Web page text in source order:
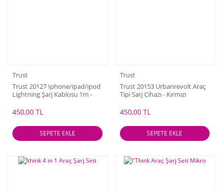
Trust
Trust 20127 Iphone/ipad/ipod
Lightning Şarj Kablosu 1m -
450,00 TL
SEPETE EKLE
Trust
Trust 20153 Urbanrevolt Araç
Tipi Sarj Cihazı - Kırmızı
450,00 TL
SEPETE EKLE